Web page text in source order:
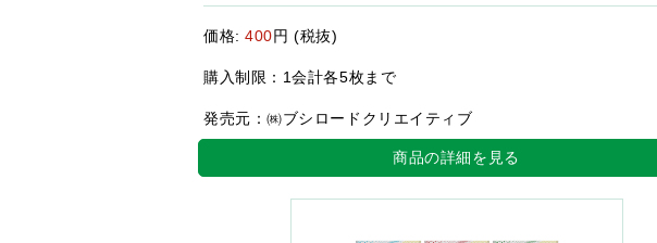
価格:400円 (税抜)
購入制限：1会計各5枚まで
発売元：㈱ブシロードクリエイティブ
商品の詳細を見る